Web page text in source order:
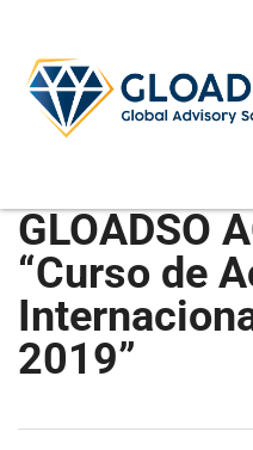
GLOADSO
“Curso de
2019”